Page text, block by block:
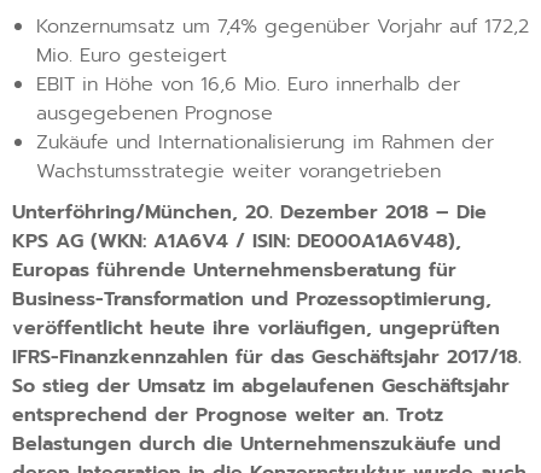
Konzernumsatz um 7,4% gegenüber Vorjahr auf 172,2
Mio. Euro gesteigert
EBIT in Höhe von 16,6 Mio. Euro innerhalb der
ausgegebenen Prognose
Zukäufe und Internationalisierung im Rahmen der
Wachstumsstrategie weiter vorangetrieben
Unterföhring/München, 20. Dezember 2018 – Die
KPS AG (WKN: A1A6V4 / ISIN: DE000A1A6V48),
Europas führende Unternehmensberatung für
Business-Transformation und Prozessoptimierung,
veröffentlicht heute ihre vorläufigen, ungeprüften
IFRS-Finanzkennzahlen für das Geschäftsjahr 2017/18.
So stieg der Umsatz im abgelaufenen Geschäftsjahr
entsprechend der Prognose weiter an. Trotz
Belastungen durch die Unternehmenszukäufe und